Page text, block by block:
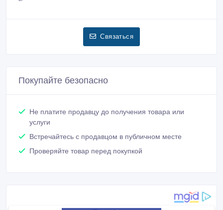
Связаться
Покупайте безопасно
Не платите продавцу до получения товара или
услуги
Встречайтесь с продавцом в публичном месте
Проверяйте товар перед покупкой